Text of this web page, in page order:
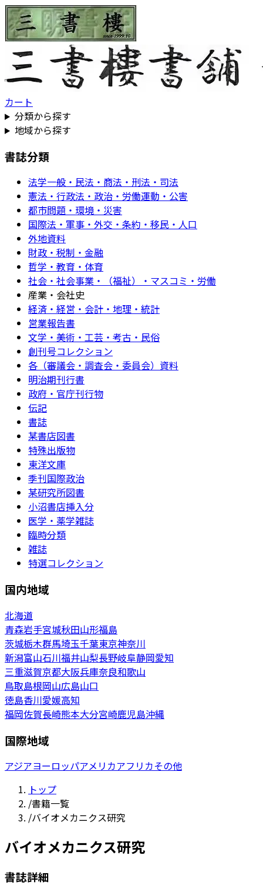
カート
分類から探す
地域から探す
書誌分類
法学一般・民法・商法・刑法・司法
憲法・行政法・政治・労働運動・公害
都市問題・環境・災害
国際法・軍事・外交・条約・移民・人口
外地資料
財政・税制・金融
哲学・教育・体育
社会・社会事業・（福祉）・マスコミ・労働
産業・会社史
経済・経営・会計・地理・統計
営業報告書
文学・美術・工芸・考古・民俗
創刊号コレクション
各（審議会・調査会・委員会）資料
明治期刊行書
政府・官庁刊行物
伝記
書誌
某書店図書
特殊出版物
東洋文庫
季刊国際政治
某研究所図書
小沼書店挿入分
医学・薬学雑誌
臨時分類
雑誌
特選コレクション
国内地域
北海道
青森岩手宮城秋田山形福島
茨城栃木群馬埼玉千葉東京神奈川
新潟富山石川福井山梨長野岐阜静岡愛知
三重滋賀京都大阪兵庫奈良和歌山
鳥取島根岡山広島山口
徳島香川愛媛高知
福岡佐賀長崎熊本大分宮崎鹿児島沖縄
国際地域
アジアヨーロッパアメリカアフリカその他
トップ
/書籍一覧
/バイオメカニクス研究
バイオメカニクス研究
書誌詳細